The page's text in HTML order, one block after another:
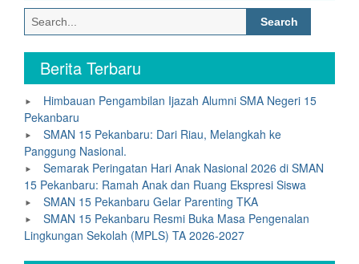
Search
for:
Berita Terbaru
Himbauan Pengambilan Ijazah Alumni SMA Negeri 15
Pekanbaru
SMAN 15 Pekanbaru: Dari Riau, Melangkah ke
Panggung Nasional.
Semarak Peringatan Hari Anak Nasional 2026 di SMAN
15 Pekanbaru: Ramah Anak dan Ruang Ekspresi Siswa
SMAN 15 Pekanbaru Gelar Parenting TKA
SMAN 15 Pekanbaru Resmi Buka Masa Pengenalan
Lingkungan Sekolah (MPLS) TA 2026-2027